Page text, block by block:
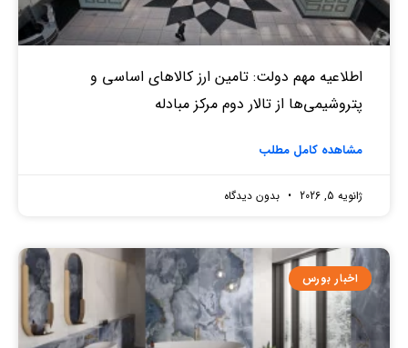
اطلاعیه مهم دولت: تامین ارز کالاهای اساسی و
پتروشیمی‌ها از تالار دوم مرکز مبادله
مشاهده کامل مطلب
ژانویه 5, 2026 بدون دیدگاه
اخبار بورس